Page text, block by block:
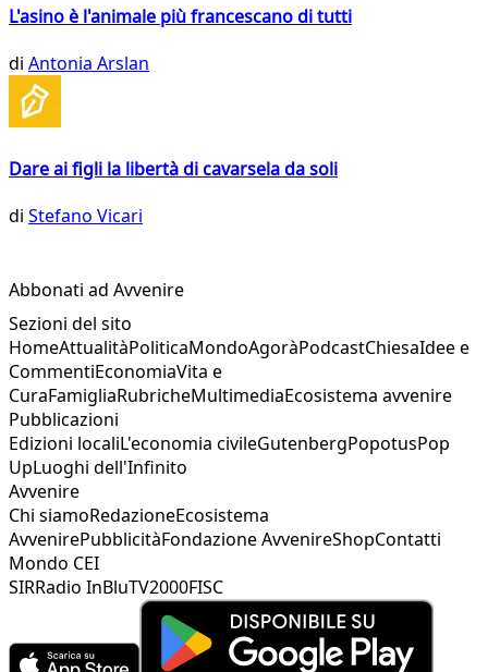
L'asino è l'animale più francescano di tutti
di Antonia Arslan
Dare ai figli la libertà di cavarsela da soli
di Stefano Vicari
Abbonati ad Avvenire
Sezioni del sito
HomeAttualitàPoliticaMondoAgoràPodcastChiesaIdee e
CommentiEconomiaVita e
CuraFamigliaRubricheMultimediaEcosistema avvenire
Pubblicazioni
Edizioni localiL'economia civileGutenbergPopotusPop
UpLuoghi dell'Infinito
Avvenire
Chi siamoRedazioneEcosistema
AvvenirePubblicitàFondazione AvvenireShopContatti
Mondo CEI
SIRRadio InBluTV2000FISC